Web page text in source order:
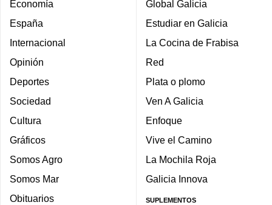
Economía
España
Internacional
Opinión
Deportes
Sociedad
Cultura
Gráficos
Somos Agro
Somos Mar
Obituarios
Global Galicia
Estudiar en Galicia
La Cocina de Frabisa
Red
Plata o plomo
Ven A Galicia
Enfoque
Vive el Camino
La Mochila Roja
Galicia Innova
SUPLEMENTOS